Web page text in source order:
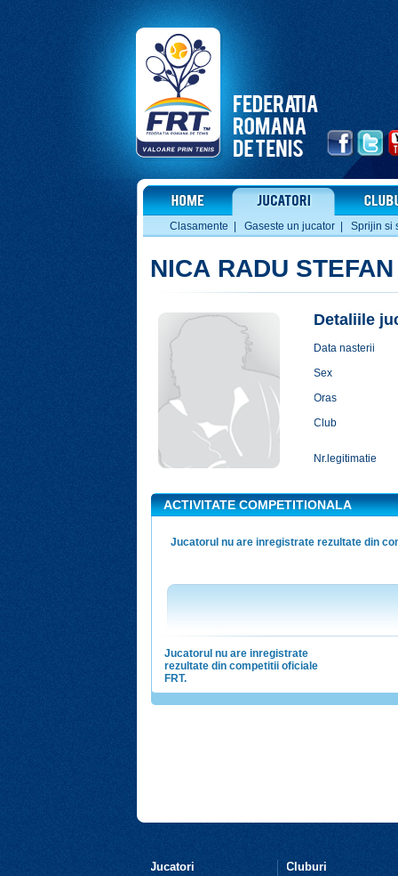
Clasamente Gaseste un jucator Sprijin si
NICA RADU STEFAN
Detaliile
Data nasterii
Sex
Oras
Club
Nr.legitimatie
ACTIVITATE COMPETITIONALA
Jucatorul nu are inregistrate rezultate din
Jucatorul nu are inregistrate
rezultate din competitii oficiale
FRT.
Jucatori Cluburi